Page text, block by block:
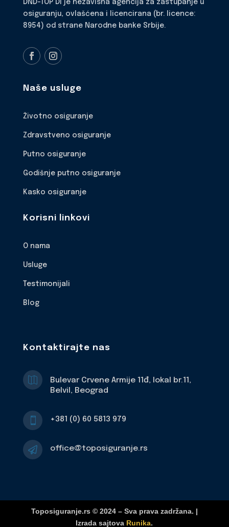
DND-TOP DI je nezavisna agencija za zastupanje u
osiguranju, ovlašćena i licencirana (br. licence:
8954) od strane Narodne banke Srbije.
Naše usluge
Životno osiguranje
Zdravstveno osiguranje
Putno osiguranje
Godišnje putno osiguranje
Kasko osiguranje
Korisni linkovi
O nama
Usluge
Testimonijali
Blog
Kontaktirajte nas
Bulevar Crvene Armije 11đ, lokal br.11,
Belvil, Beograd
+381 (0) 60 5813 979
 office@toposiguranje.rs
Toposiguranje.rs © 2024 – Sva prava zadržana. |
Izrada sajtova Runika.